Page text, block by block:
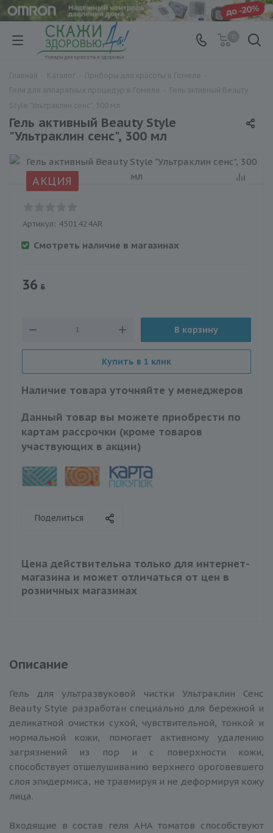
Гель активный Beauty Style
"Ультраклин сенс", 300 мл
АКЦИЯ
Артикул: 4501424AR
Смотреть наличие в магазинах
36
В корзину
Купить в 1 клик
Наличие товара уточняйте у менеджеров
Данный товар вы можете приобрести по
картам рассрочки (кроме товаров
участвующих в акции)
Поделиться
Цена действительна только для интернет-
магазина и может отличаться от цен в
розничных магазинах
Описание
Гель для ультразвуковой чистки Ультраклин Сенс
Beauty Style разработан специально для бережной и
деликатной очистки сухой, чувствительной, тонкой и
нормальной кожи, помогает активному удалению
загрязнений из пор и с поверхности кожи,
способствует отшелушиванию верхнего ороговевшего
слоя эпидермиса, не травмируя и не деформируя кожу
лица.
Входящие в состав геля АНА томатов способствуют